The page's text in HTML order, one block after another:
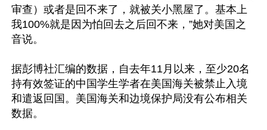
审查）或者是回不来了，就被关小黑屋了。基本上
我100%就是因为怕回去之后回不来，”她对美国之
音说。
据彭博社汇编的数据，自去年11月以来，至少20名
持有效签证的中国学生学者在美国海关被禁止入境
和遣返回国。美国海关和边境保护局没有公布相关
数据。